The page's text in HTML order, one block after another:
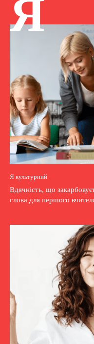
Я
Я культурний
Вдячність, що
слова для першого